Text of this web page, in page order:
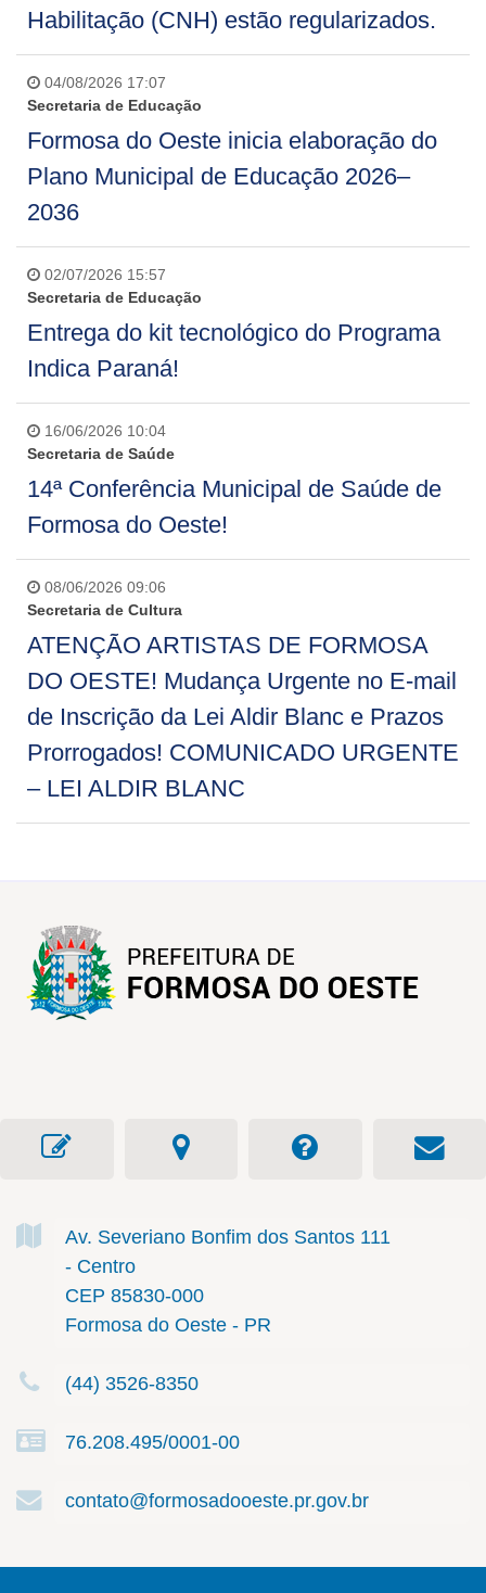
Habilitação (CNH) estão regularizados.
04/08/2026 17:07
Secretaria de Educação
Formosa do Oeste inicia elaboração do
Plano Municipal de Educação 2026–
2036
02/07/2026 15:57
Secretaria de Educação
Entrega do kit tecnológico do Programa
Indica Paraná!
16/06/2026 10:04
Secretaria de Saúde
14ª Conferência Municipal de Saúde de
Formosa do Oeste!
08/06/2026 09:06
Secretaria de Cultura
ATENÇÃO ARTISTAS DE FORMOSA
DO OESTE! Mudança Urgente no E-mail
de Inscrição da Lei Aldir Blanc e Prazos
Prorrogados! COMUNICADO URGENTE
– LEI ALDIR BLANC
Av. Severiano Bonfim dos Santos 111
- Centro
CEP 85830-000
Formosa do Oeste - PR
(44) 3526-8350
76.208.495/0001-00
contato@formosadooeste.pr.gov.br